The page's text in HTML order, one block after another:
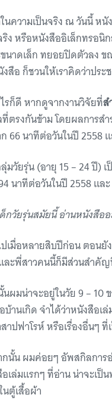
นความเป็นจริง ณ วันนี้ ห
ง หรือหนังสืออิเล็กทรอนิ
นาดเล็ก ทยอยปิดตัวลง ข
สือ ก็ชวนให้เราคิดว่าปร
รก็ดี หากดูจากงานวิจัยที่ส
ตรงกันข้าม โดยผลการส
66 นาทีต่อวันในปี 2558
มวัยรุ่น (อายุ 15 – 24 ปี)
นาทีต่อวันในปี 2558 แล
กวัยรุ่นสมัยนี้ อ่านหนังสืออ
เมื่อหลายสิบปีก่อน ตอนยั
ละพี่สาวคนนี้ก็มีส่วนสำคั
ผมน่าจะอยู่ในวัย 9 – 10
บ้านเกิด จำได้ว่าหนังสือ
าปฟาโรห์ หรือเรื่องอื่นๆ
นั้น ผมค่อยๆ อัพสกิลการ
เล่มแรกๆ ที่อ่าน น่าจะเป็
นตู้เสื้อผ้า